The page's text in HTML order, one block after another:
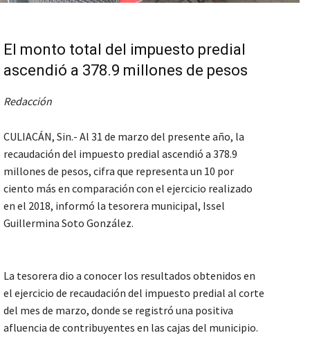
El monto total del impuesto predial
ascendió a 378.9 millones de pesos
Redacción
CULIACÁN, Sin.- Al 31 de marzo del presente año, la
recaudación del impuesto predial ascendió a 378.9
millones de pesos, cifra que representa un 10 por
ciento más en comparación con el ejercicio realizado
en el 2018, informó la tesorera municipal, Issel
Guillermina Soto González.
La tesorera dio a conocer los resultados obtenidos en
el ejercicio de recaudación del impuesto predial al corte
del mes de marzo, donde se registró una positiva
afluencia de contribuyentes en las cajas del municipio.